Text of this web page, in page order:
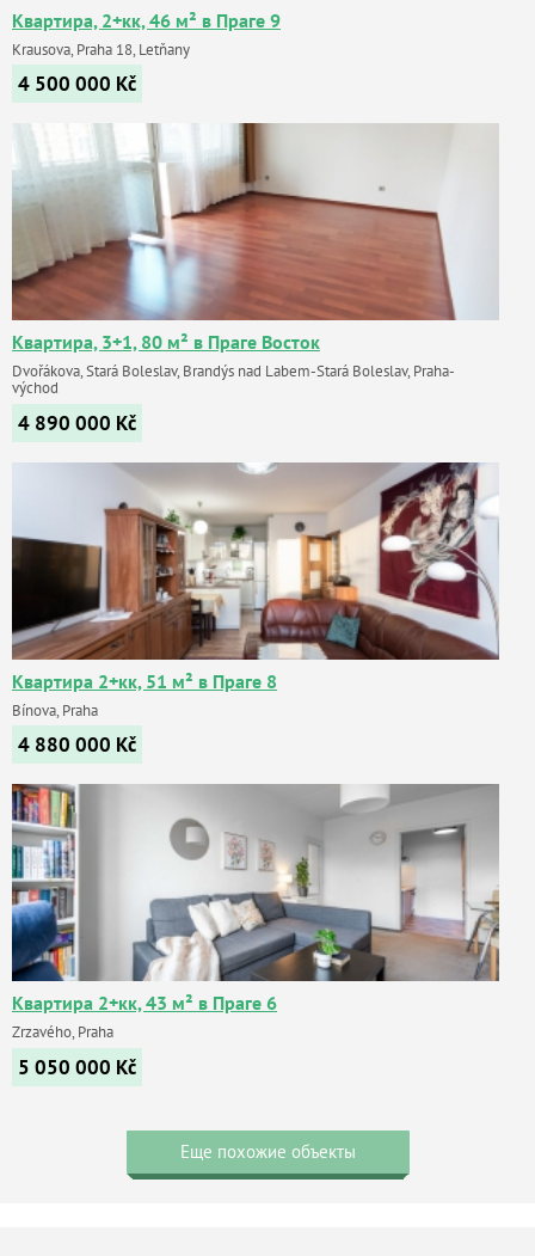
Квартира, 2+кк, 46 м² в Праге 9
Krausova, Praha 18, Letňany
4 500 000 Kč
Квартира, 3+1, 80 м² в Праге Восток
Dvořákova, Stará Boleslav, Brandýs nad Labem-Stará Boleslav, Praha-
východ
4 890 000 Kč
Квартира 2+кк, 51 м² в Праге 8
Bínova, Praha
4 880 000 Kč
Квартира 2+кк, 43 м² в Праге 6
Zrzavého, Praha
5 050 000 Kč
Еще похожие объекты